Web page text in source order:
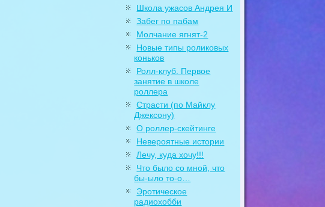
Школа ужасов Андрея И
Забег по пабам
Молчание ягнят-2
Новые типы роликовых
коньков
Ролл-клуб. Первое
занятие в школе
роллера
Страсти (по Майклу
Джексону)
О роллер-скейтинге
Невероятные истории
Лечу, куда хочу!!!
Что было со мной, что
бы-ыло то-о…
Эротическое
радиохобби